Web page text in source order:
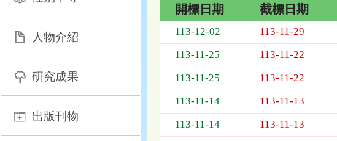
人物介紹
研究成果
出版刊物
購
表，
位
開標日期 截標日期
113-12-02 113-11-29
113-11-25 113-11-22
113-11-25 113-11-22
113-11-14 113-11-13
113-11-14 113-11-13